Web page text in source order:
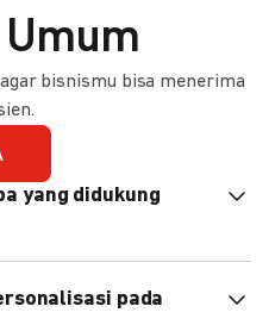
bisnismu bisa menerima
yang didukung
pada